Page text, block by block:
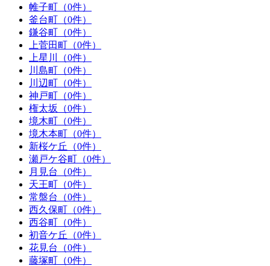
帷子町（0件）
釜台町（0件）
鎌谷町（0件）
上菅田町（0件）
上星川（0件）
川島町（0件）
川辺町（0件）
神戸町（0件）
権太坂（0件）
境木町（0件）
境木本町（0件）
新桜ケ丘（0件）
瀬戸ケ谷町（0件）
月見台（0件）
天王町（0件）
常盤台（0件）
西久保町（0件）
西谷町（0件）
初音ケ丘（0件）
花見台（0件）
藤塚町（0件）